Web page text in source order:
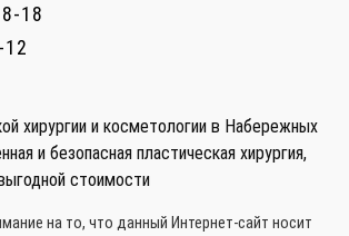
18
хирургии и косметологии в Набережных
и безопасная пластическая хирургия,
стоимости
на то, что данный Интернет-сайт носит